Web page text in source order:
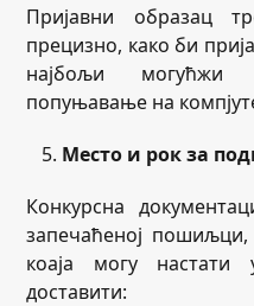
Пријавни образац
прецизно, како би
најбољи могућжи
попуњавање на
Место и рок за
Конкурсна
запечаћеној
коаја могу
доставити: